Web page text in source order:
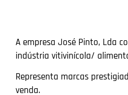
A empresa José Pinto, Lda
indústria vitivinícola/
Representa marcas
venda.